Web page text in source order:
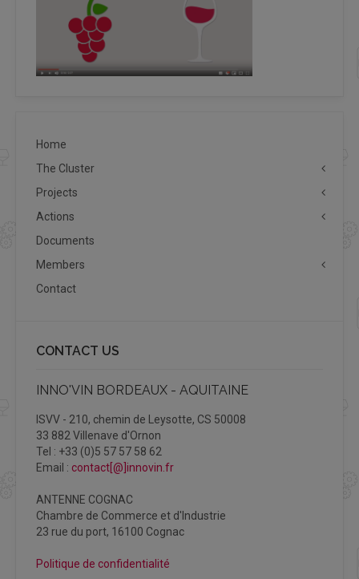
Home
The Cluster
Projects
Actions
Documents
Members
Contact
CONTACT US
INNO'VIN BORDEAUX - AQUITAINE
ISVV - 210, chemin de Leysotte, CS 50008
33 882 Villenave d'Ornon
Tel : +33 (0)5 57 57 58 62
Email : contact[@]innovin.fr
ANTENNE COGNAC
Chambre de Commerce et d'Industrie
23 rue du port, 16100 Cognac
Politique de confidentialité